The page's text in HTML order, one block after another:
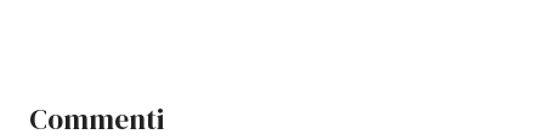
Commenti